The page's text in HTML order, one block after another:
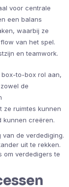
voor centrale
een balans
waarbij ze
van het spel.
en teamwork.
to-box rol aan,
de
ze ruimtes kunnen
kunnen creëren.
de verdediging.
uit te rekken.
om verdedigers te